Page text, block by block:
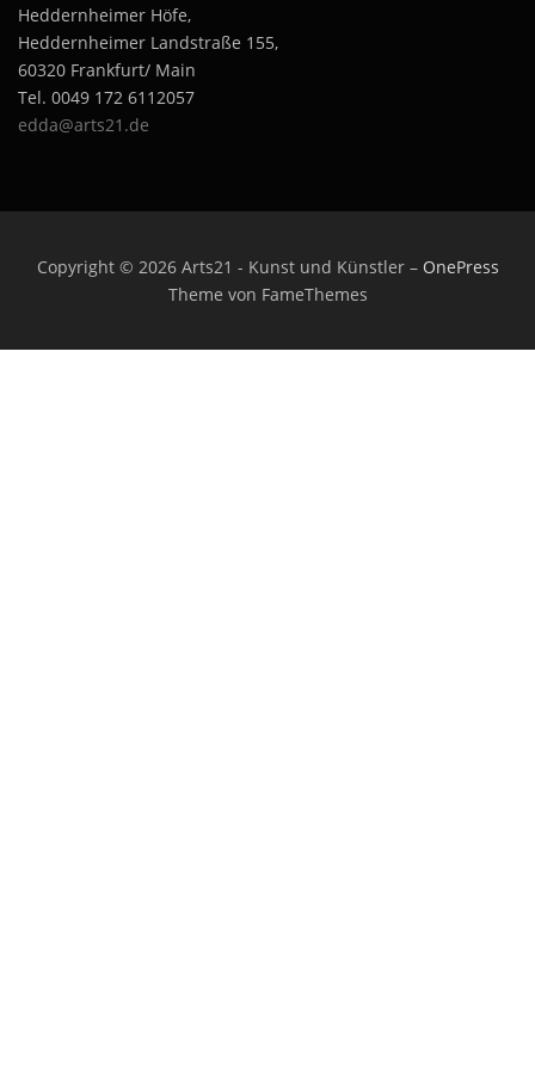
Heddernheimer Höfe,
Heddernheimer Landstraße 155,
60320 Frankfurt/ Main
Tel. 0049 172 6112057
edda@arts21.de
Copyright © 2026 Arts21 - Kunst und Künstler – OnePress
Theme von FameThemes